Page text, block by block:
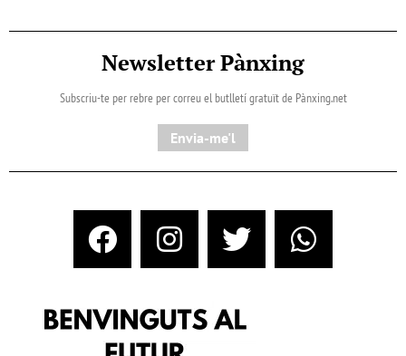
Newsletter Pànxing
Subscriu-te per rebre per correu el butlletí gratuït de Pànxing.net​
Envia-me'l